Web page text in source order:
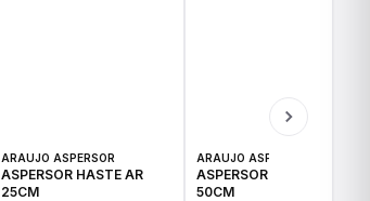
ARAUJO ASPERSOR
ASPERSOR HASTE AR
25CM
ARAUJO ASPERSOR
ASPERSOR HASTE AR
50CM